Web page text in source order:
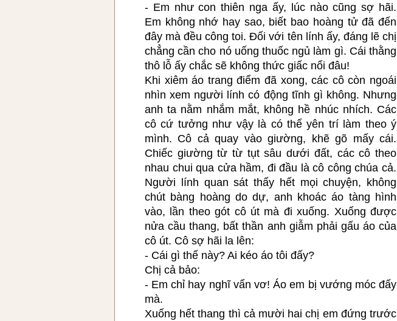
- Em như con thiên nga ấy, lúc nào cũng sợ hãi.
Em không nhớ hay sao, biết bao hoàng tử đã đến
đây mà đều công toi. Đối với tên lính ấy, đáng lẽ chị
chẳng cần cho nó uống thuốc ngủ làm gì. Cái thằng
thô lỗ ấy chắc sẽ không thức giấc nổi đâu!
Khi xiêm áo trang điểm đã xong, các cô còn ngoái
nhìn xem người lính có động tĩnh gì không. Nhưng
anh ta nằm nhắm mắt, không hề nhúc nhích. Các
cô cứ tưởng như vậy là có thể yên trí làm theo ý
mình. Cô cả quay vào giường, khẽ gõ mấy cái.
Chiếc giường từ từ tụt sâu dưới đất, các cô theo
nhau chui qua cửa hầm, đi đầu là cô công chúa cả.
Người lính quan sát thấy hết mọi chuyện, không
chút bàng hoàng do dự, anh khoác áo tàng hình
vào, lần theo gót cô út mà đi xuống. Xuống được
nửa cầu thang, bất thần anh giẫm phải gấu áo của
cô út. Cô sợ hãi la lên:
- Cái gì thế này? Ai kéo áo tôi đấy?
Chị cả bảo:
- Em chỉ hay nghĩ vẩn vơ! Áo em bị vướng móc đấy
mà.
Xuống hết thang thì cả mười hai chị em đứng trước